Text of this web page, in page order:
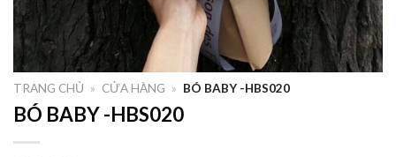
TRANG CHỦ » CỬA HÀNG » BÓ BABY -HBS020
BÓ BABY -HBS020